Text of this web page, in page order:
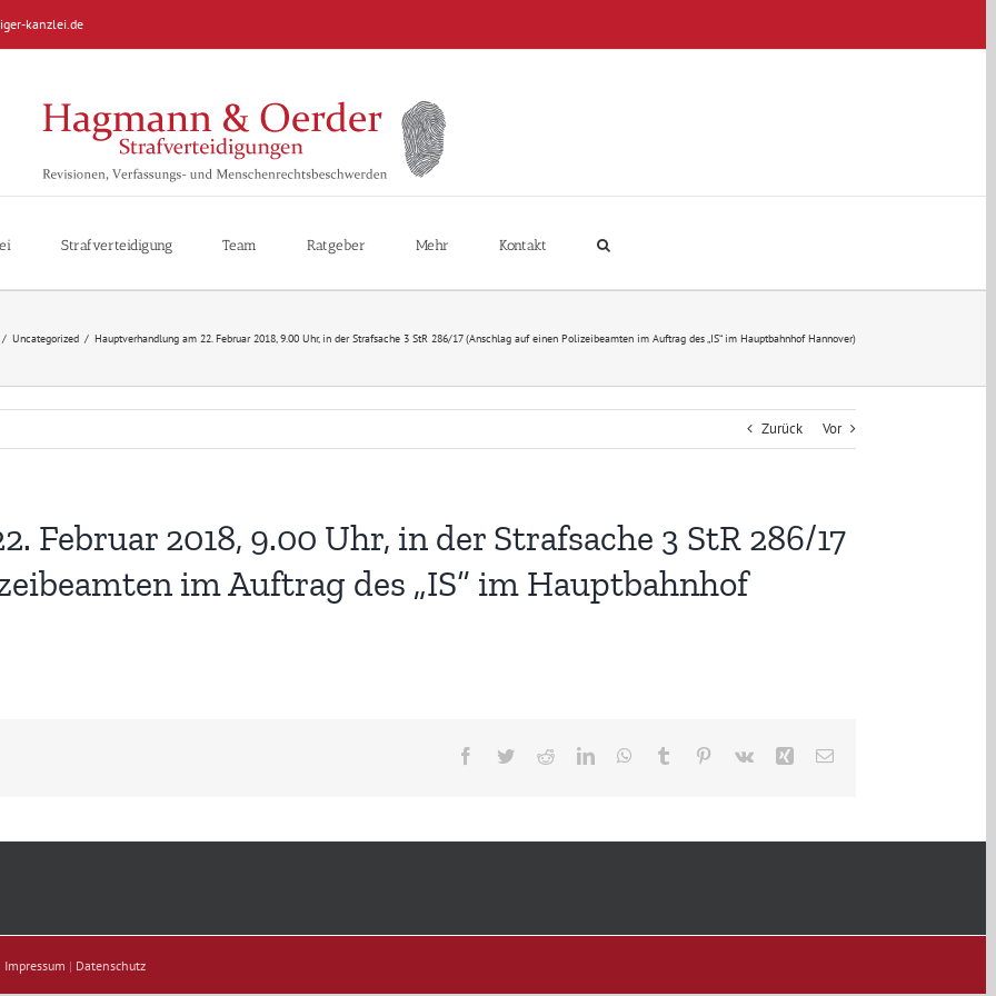
kanzlei.de
Strafverteidigung Team Ratgeber Mehr Kontakt
/ Uncategorized / Hauptverhandlung am 22. Februar 2018, 9.00 Uhr, in der Strafsache 3 StR 286/17 (Anschlag auf einen Polizeibeamten im Auftrag des „IS“ im Hauptbahnhof Hannover)
Zurück Vor
Februar 2018, 9.00 Uhr, in der Strafsache 3 StR 286/17
im Auftrag des „IS“ im Hauptbahnhof
Facebook
TwitterRedditLinkedInWhatsApp
Tumblr Pinterest
Vk Xing E-
Impressum | Datenschutz